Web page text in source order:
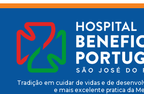
Tradição em cuidar de vidas e de
e mais excelente pratica da